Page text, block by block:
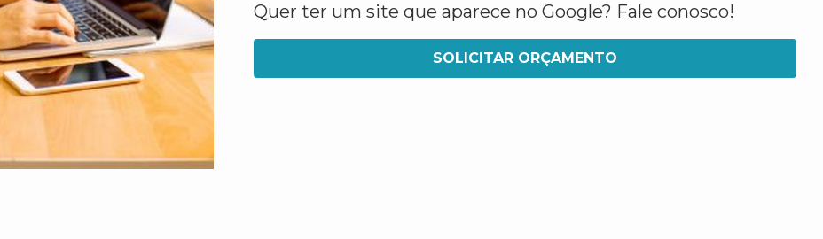
Quer ter um site que aparece no Google? Fale conosco!
SOLICITAR ORÇAMENTO